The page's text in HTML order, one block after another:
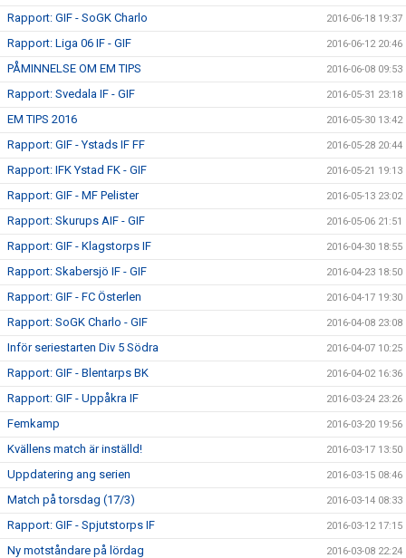
Rapport: GIF - SoGK Charlo 2016-06-18 19:37
Rapport: Liga 06 IF - GIF 2016-06-12 20:46
PÅMINNELSE OM EM TIPS 2016-06-08 09:53
Rapport: Svedala IF - GIF 2016-05-31 23:18
EM TIPS 2016 2016-05-30 13:42
Rapport: GIF - Ystads IF FF 2016-05-28 20:44
Rapport: IFK Ystad FK - GIF 2016-05-21 19:13
Rapport: GIF - MF Pelister 2016-05-13 23:02
Rapport: Skurups AIF - GIF 2016-05-06 21:51
Rapport: GIF - Klagstorps IF 2016-04-30 18:55
Rapport: Skabersjö IF - GIF 2016-04-23 18:50
Rapport: GIF - FC Österlen 2016-04-17 19:30
Rapport: SoGK Charlo - GIF 2016-04-08 23:08
Inför seriestarten Div 5 Södra 2016-04-07 10:25
Rapport: GIF - Blentarps BK 2016-04-02 16:36
Rapport: GIF - Uppåkra IF 2016-03-24 23:26
Femkamp 2016-03-20 19:56
Kvällens match är inställd! 2016-03-17 13:50
Uppdatering ang serien 2016-03-15 08:46
Match på torsdag (17/3) 2016-03-14 08:33
Rapport: GIF - Spjutstorps IF 2016-03-12 17:15
Ny motståndare på lördag 2016-03-08 22:24